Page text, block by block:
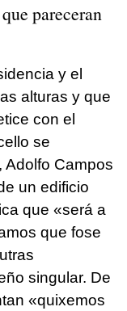
pareceran
y el
alturas y que
con el
se
Adolfo Campos
un edificio
que «será a
que fose
singular. De
«quixemos